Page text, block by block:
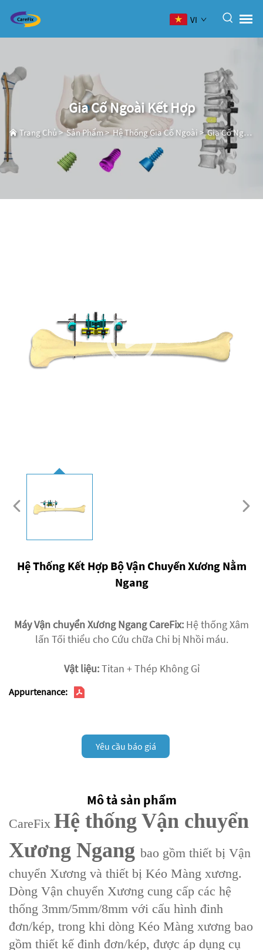
VI
Gia Cố Ngoài Kết Hợp
Trang Chủ>Sản Phẩm>Hệ Thống Gia Cố Ngoài>Gia Cố Ngoài Kết Hợp
Hệ Thống Kết Hợp Bộ Vận Chuyển Xương Nằm
Ngang
Máy Vận chuyển Xương Ngang CareFix: Hệ thống Xâm
lấn Tối thiểu cho Cứu chữa Chi bị Nhồi máu.
Vật liệu:Titan + Thép Không Gỉ
Appurtenance:
Yêu cầu báo giá
Mô tả sản phẩm
CareFix Hệ thống Vận chuyển
Xương Ngang bao gồm thiết bị ‌Vận
chuyển Xương‌ và thiết bị ‌Kéo Màng xương‌.
Dòng Vận chuyển Xương cung cấp các hệ
thống 3mm/5mm/8mm với cấu hình đinh
đơn/kép, trong khi dòng Kéo Màng xương bao
gồm thiết kế đinh đơn/kép, được áp dụng cụ